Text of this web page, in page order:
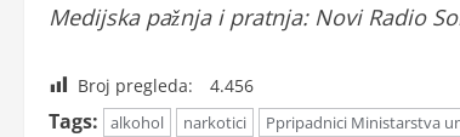
Medijska pažnja i pratnja: Novi Radio
Broj pregleda: 4.456
Tags: alkohol narkotici Ppripadnici Ministarstva